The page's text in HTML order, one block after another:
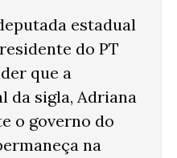
estadual
do PT
que a
da sigla, Adriana
o governo do
na